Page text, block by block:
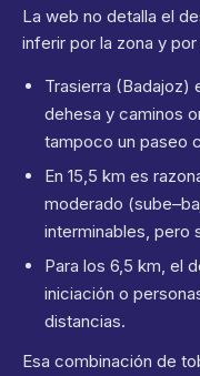
La web no detalla el
inferir por la zona y
Trasierra (Badajoz)
dehesa y caminos
tampoco un paseo
En 15,5 km es
moderado
interminables, pero
Para los 6,5 km, el
iniciación o
distancias.
Esa combinación de